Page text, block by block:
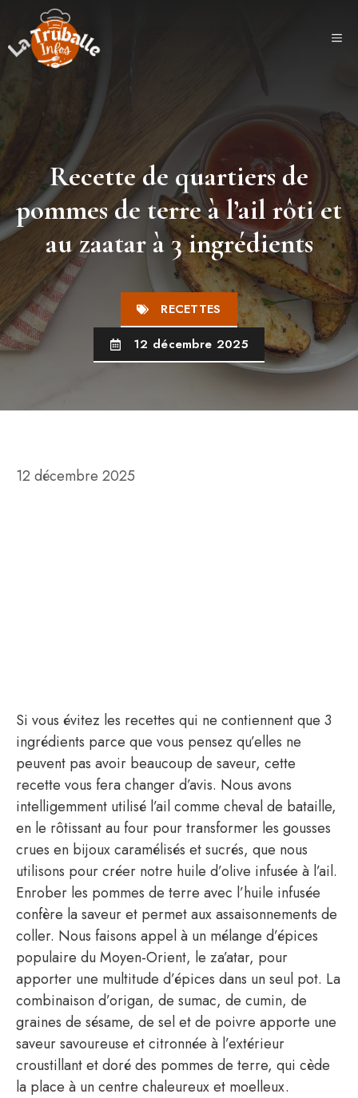
contenu
Recette de quartiers de
pommes de terre à l’ail rôti et
au zaatar à 3 ingrédients
RECETTES
12 décembre 2025
12 décembre 2025
Si vous évitez les recettes qui ne contiennent que 3
ingrédients parce que vous pensez qu’elles ne
peuvent pas avoir beaucoup de saveur, cette
recette vous fera changer d’avis. Nous avons
intelligemment utilisé l’ail comme cheval de bataille,
en le rôtissant au four pour transformer les gousses
crues en bijoux caramélisés et sucrés, que nous
utilisons pour créer notre huile d’olive infusée à l’ail.
Enrober les pommes de terre avec l’huile infusée
confère la saveur et permet aux assaisonnements de
coller. Nous faisons appel à un mélange d’épices
populaire du Moyen-Orient, le za’atar, pour
apporter une multitude d’épices dans un seul pot. La
combinaison d’origan, de sumac, de cumin, de
graines de sésame, de sel et de poivre apporte une
saveur savoureuse et citronnée à l’extérieur
croustillant et doré des pommes de terre, qui cède
la place à un centre chaleureux et moelleux.